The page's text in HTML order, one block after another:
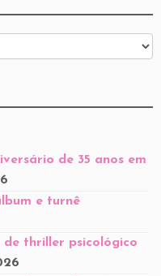
de 35 anos em
e turnê
de thriller psicológico